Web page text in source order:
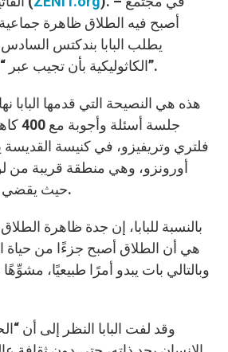
أصبح فيه الطلاق ظاهرة
يطلب البابا بندكتس
الكاثوليكية بأن تجيب عبر “الوقاية” و “المرافقة”.
هذه هي النصيحة التي قدمها البابا
جلسة
فلتري وتريفيزو، في كنيسة القديسة
أورونزو، وهي منطقة قريبة من
حيث يقضي البابا عطلته الصيفية.
بالنسبة للبابا، إن جدة ظاهرة
هي أن الطلاق أصبح جزءًا من حياة
وبالتالي بات يبدو أمرًا طبيعيًا،
وقد لفت البابا النظر إلى أن